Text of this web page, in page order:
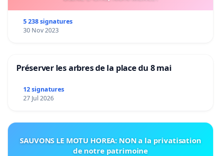
5 238 signatures
30 Nov 2023
Préserver les arbres de la place du 8 mai
12 signatures
27 Jul 2026
SAUVONS LE MOTU HOREA: NON a la privatisation
de notre patrimoine